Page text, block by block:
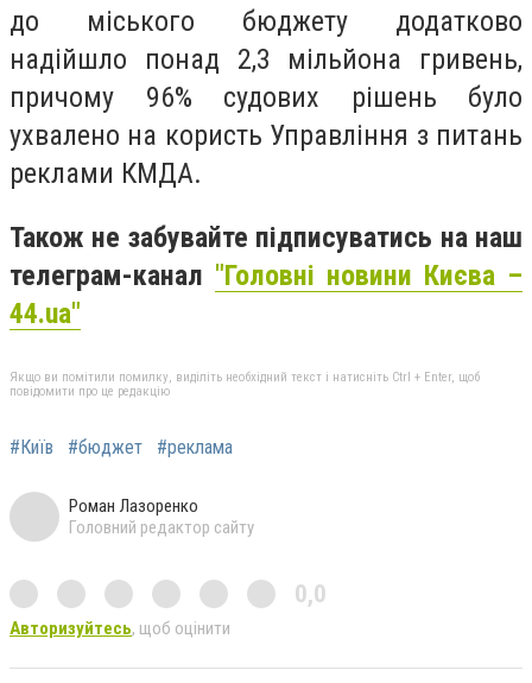
до міського бюджету додатково
надійшло понад 2,3 мільйона гривень,
причому 96% судових рішень було
ухвалено на користь Управління з питань
реклами КМДА.
Також не забувайте підписуватись на наш
телеграм-канал "Головні новини Києва –
44.ua"
Якщо ви помітили помилку, виділіть необхідний текст і натисніть Ctrl + Enter, щоб
повідомити про це редакцію
#Київ #бюджет #реклама
Роман Лазоренко
Головний редактор сайту
0,0
Авторизуйтесь, щоб оцінити